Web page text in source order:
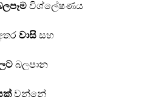
විශ්ලේෂණය
වාසි සහ
බලපාන
වන්නේ